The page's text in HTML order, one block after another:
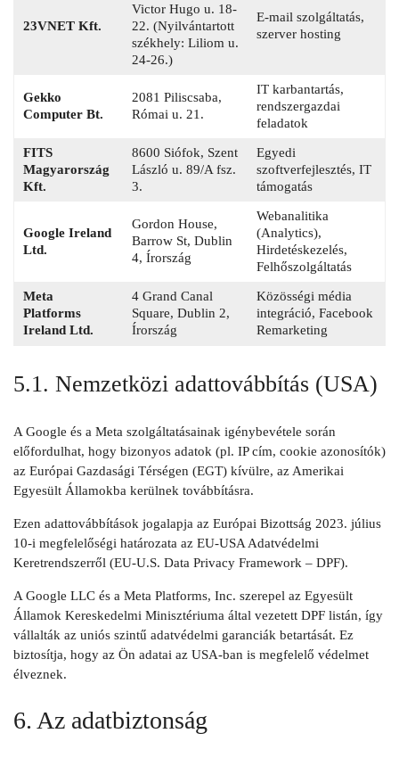
23VNET Kft.
Victor Hugo u. 18-
22. (Nyilvántartott
székhely: Liliom u.
24-26.)
E-mail szolgáltatás,
szerver hosting
Gekko
Computer Bt.
2081 Piliscsaba,
Római u. 21.
IT karbantartás,
rendszergazdai
feladatok
FITS
Magyarország
Kft.
8600 Siófok, Szent
László u. 89/A fsz.
3.
Egyedi
szoftverfejlesztés, IT
támogatás
Google Ireland
Ltd.
Gordon House,
Barrow St, Dublin
4, Írország
Webanalitika
(Analytics),
Hirdetéskezelés,
Felhőszolgáltatás
Meta
Platforms
Ireland Ltd.
4 Grand Canal
Square, Dublin 2,
Írország
Közösségi média
integráció, Facebook
Remarketing
5.1. Nemzetközi adattovábbítás (USA)
A Google és a Meta szolgáltatásainak igénybevétele során
előfordulhat, hogy bizonyos adatok (pl. IP cím, cookie azonosítók)
az Európai Gazdasági Térségen (EGT) kívülre, az Amerikai
Egyesült Államokba kerülnek továbbításra.
Ezen adattovábbítások jogalapja az Európai Bizottság 2023. július
10-i megfelelőségi határozata az EU-USA Adatvédelmi
Keretrendszerről (EU-U.S. Data Privacy Framework – DPF).
A Google LLC és a Meta Platforms, Inc. szerepel az Egyesült
Államok Kereskedelmi Minisztériuma által vezetett DPF listán, így
vállalták az uniós szintű adatvédelmi garanciák betartását. Ez
biztosítja, hogy az Ön adatai az USA-ban is megfelelő védelmet
élveznek.
6. Az adatbiztonság